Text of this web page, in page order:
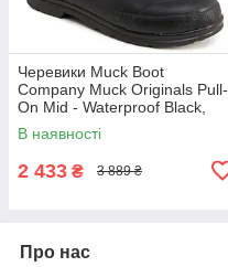
Черевики Muck Boot
Company Muck Originals Pull-
On Mid - Waterproof Black,
оригінал. Доставка з США/ЄС
протягом 14 днів
В наявності
2 433 ₴ 3 889 ₴
Про нас